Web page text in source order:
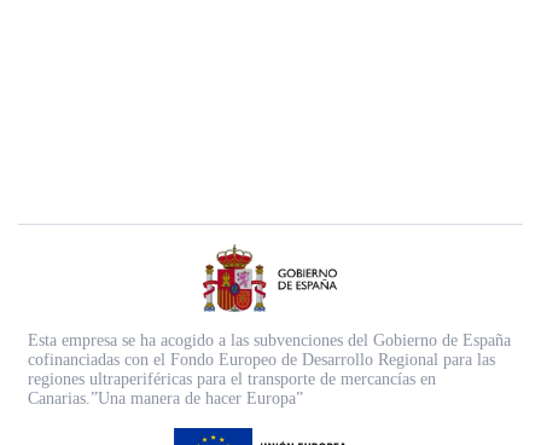
Esta empresa se ha acogido a las subvenciones del Gobierno de España
cofinanciadas con el Fondo Europeo de Desarrollo Regional para las
regiones ultraperiféricas para el transporte de mercancías en
Canarias.”Una manera de hacer Europa”